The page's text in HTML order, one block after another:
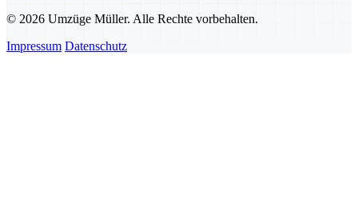
© 2026 Umzüge Müller. Alle Rechte vorbehalten.
Impressum Datenschutz